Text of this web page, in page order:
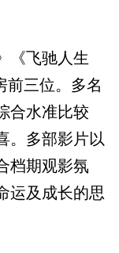
飞驰人生
前三位。多名
合水准比较
。多部影片以
档期观影氛
运及成长的思